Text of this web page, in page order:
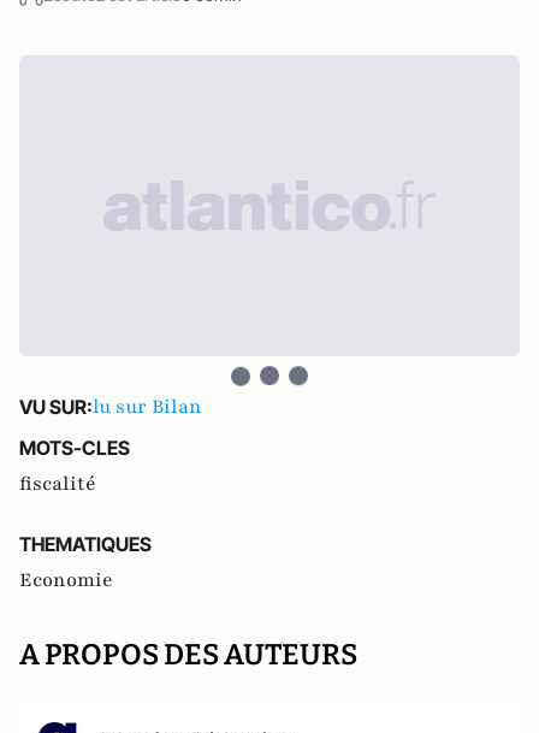
VU SUR:lu sur Bilan
MOTS-CLES
fiscalité
THEMATIQUES
Economie
A PROPOS DES AUTEURS